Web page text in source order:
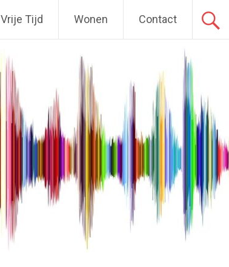
Vrije Tijd Wonen Contact